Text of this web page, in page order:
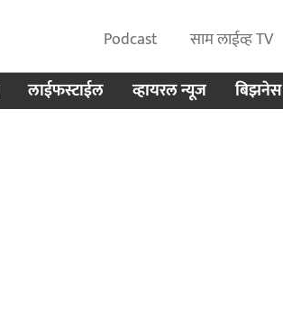
Podcast साम लाईव्ह TV
लाईफस्टाईल व्हायरल न्यूज बिझनेस